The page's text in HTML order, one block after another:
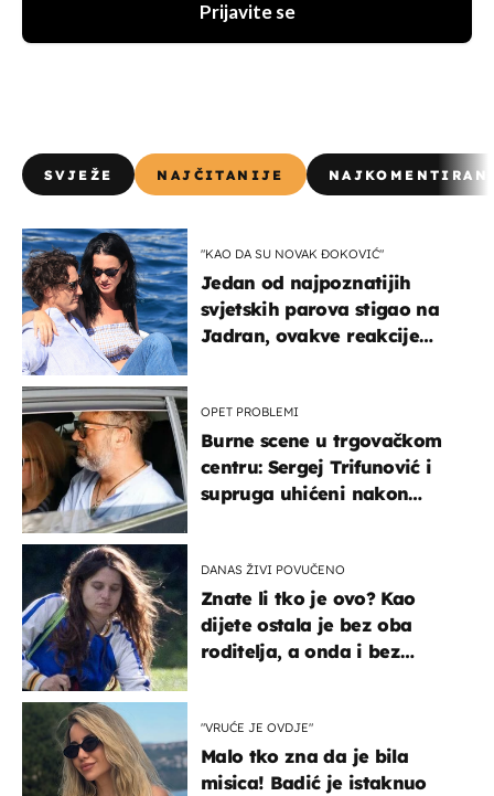
Prijavite se
SVJEŽE NAJČITANIJE
"KAO DA SU NOVAK ĐOKOVIĆ"
Jedan od najpoznatijih
svjetskih parova stigao na
Jadran, ovakve reakcije
OPET PROBLEMI
Burne scene u trgovačkom
centru: Sergej Trifunović i
supruga uhićeni nakon
DANAS ŽIVI POVUČENO
Znate li tko je ovo? Kao
dijete ostala je bez oba
roditelja, a onda i bez
"VRUĆE JE OVDJE"
Malo tko zna da je bila
misica! Badić je istaknuo